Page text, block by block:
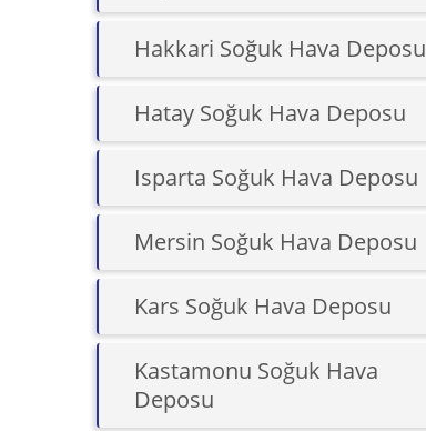
Hakkari Soğuk Hava Deposu
Hatay Soğuk Hava Deposu
Isparta Soğuk Hava Deposu
Mersin Soğuk Hava Deposu
Kars Soğuk Hava Deposu
Kastamonu Soğuk Hava
Deposu